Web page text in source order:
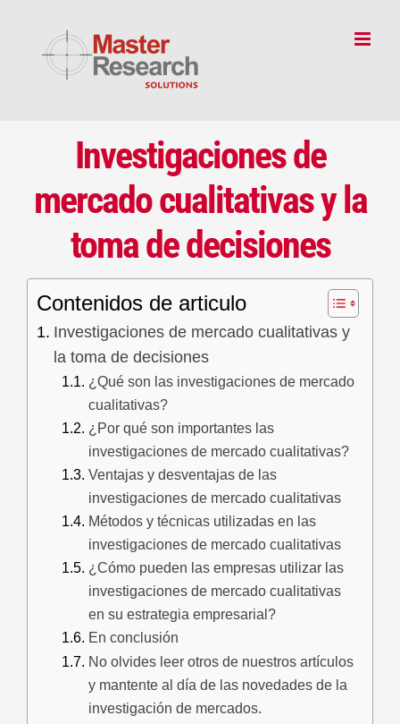
content
Investigaciones de
mercado cualitativasy la
toma de decisiones
Contenidos de articulo
Investigaciones de mercado cualitativas y
la toma de decisiones
¿Qué son las investigaciones de mercado
cualitativas?
¿Por qué son importantes las
investigaciones de mercado cualitativas?
Ventajas y desventajas de las
investigaciones de mercado cualitativas
Métodos y técnicas utilizadas en las
investigaciones de mercado cualitativas
¿Cómo pueden las empresas utilizar las
investigaciones de mercado cualitativas
en su estrategia empresarial?
En conclusión
No olvides leer otros de nuestros artículos
y mantente al día de las novedades de la
investigación de mercados.